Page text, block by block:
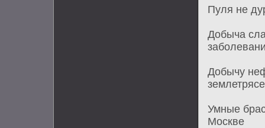
Пуля не
Добыча
Добычу
Умные
Москве